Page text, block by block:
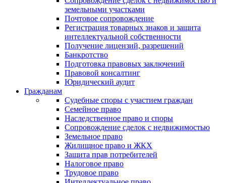
земельными участками
Почтовое сопровождение
Регистрация товарных знаков и защита
интеллектуальной собственности
Получение лицензий, разрешений
Банкротство
Подготовка правовых заключений
Правовой консалтинг
Юридический аудит
Гражданам
Судебные споры с участием граждан
Семейное право
Наследственное право и споры
Сопровождение сделок с недвижимостью
Земельное право
Жилищное право и ЖКХ
Защита прав потребителей
Налоговое право
Трудовое право